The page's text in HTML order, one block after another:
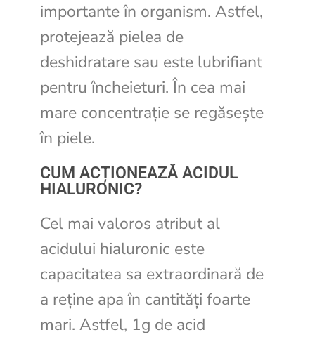
importante în organism. Astfel,
protejează pielea de
deshidratare sau este lubrifiant
pentru încheieturi. În cea mai
mare concentraţie se regăsește
în piele.
CUM ACȚIONEAZĂ ACIDUL
HIALURONIC?
Cel mai valoros atribut al
acidului hialuronic este
capacitatea sa extraordinară de
a reține apa în cantități foarte
mari. Astfel, 1g de acid